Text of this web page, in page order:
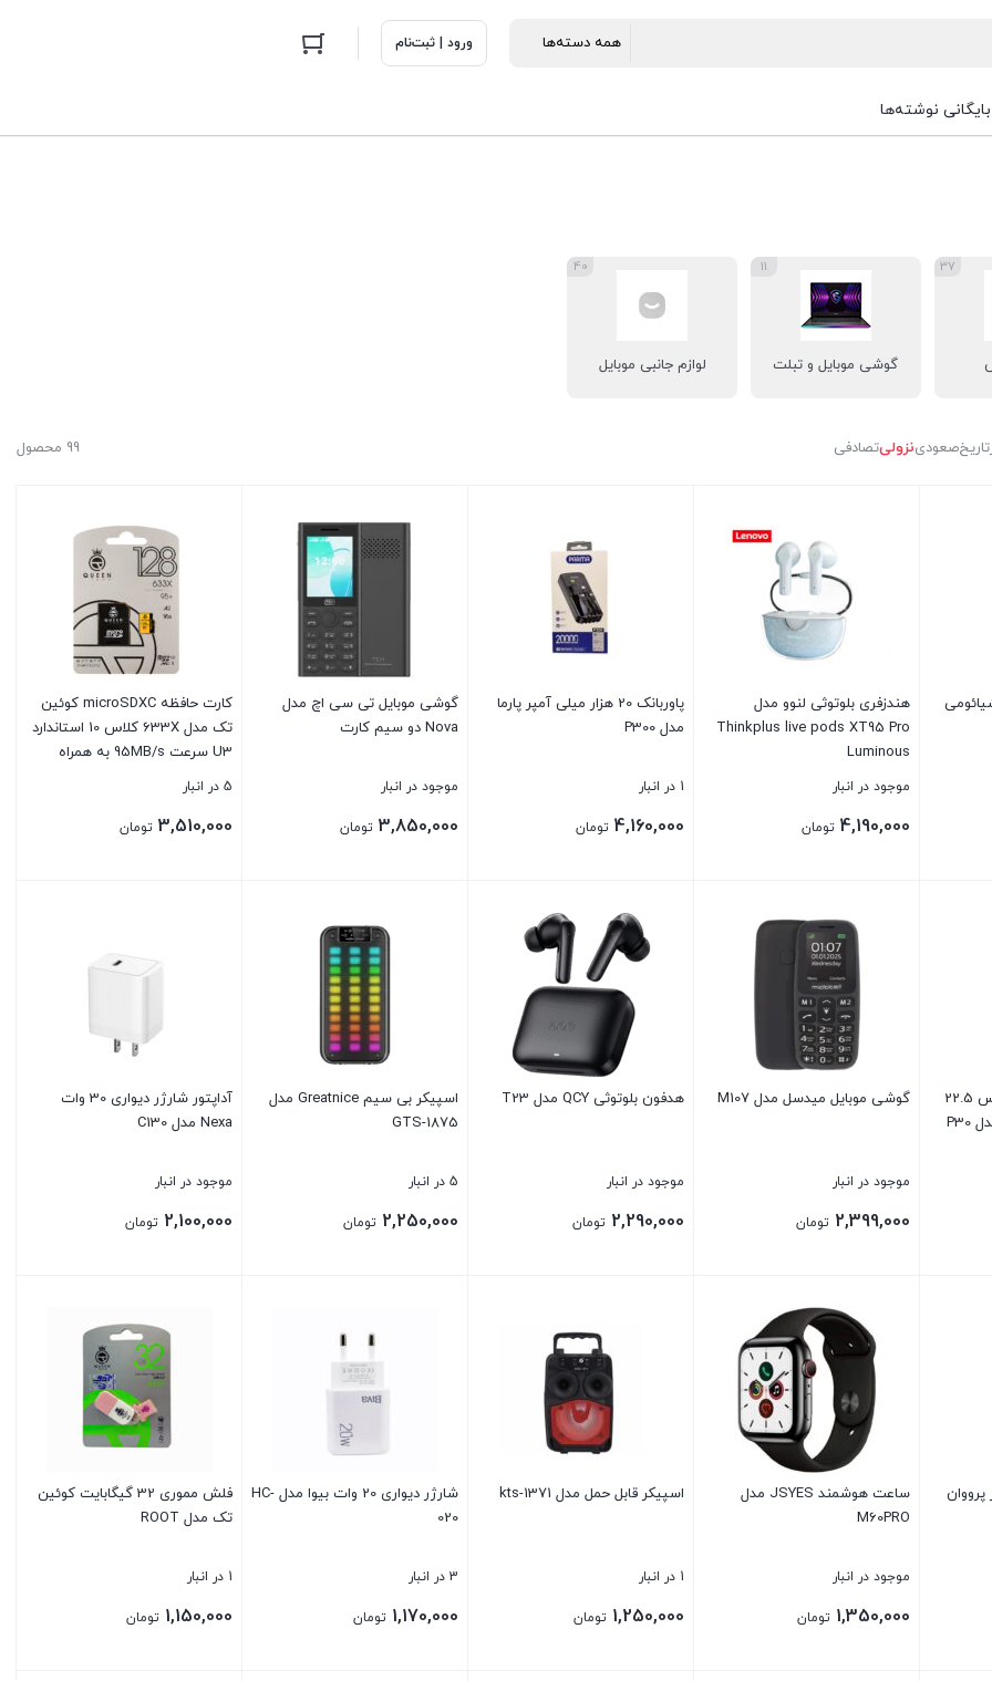
ورود | ثبت‌نام
بایگانی نوشته‌ها
37
گوشی موبایل و تبلت
11
لوازم جانبی موبایل
40
99 محصول تاریخصعودینزولیتصادفی
وایرلس 20000 شیائومی
هندزفری بلوتوثی لنوو مدل
Thinkplus live pods XT95 Pro
Luminous
موجود در انبار
4,190,000 تومان
پاوربانک 20 هزار میلی آمپر پارما
مدل P300
1 در انبار
4,160,000 تومان
گوشی موبایل تی سی اچ مدل
Nova دو سیم کارت
موجود در انبار
3,850,000 تومان
کارت حافظه microSDXC کوئین
تک مدل 633X کلاس 10 استاندارد
U3 سرعت 95MB/s به همراه
آداپتور ظرفیت 128 گیگابایت5 در انبار
3,510,000 تومان
پاوربانک 10000mAh وایرلس 22.5
گوشی موبایل میدسل مدل M107
موجود در انبار
2,399,000 تومان
هدفون بلوتوثی QCY مدل T23
موجود در انبار
2,290,000 تومان
اسپیکر بی سیم Greatnice مدل
GTS-1875
5 در انبار
2,250,000 تومان
آداپتور شارژر دیواری 30 وات
Nexa مدل C130
موجود در انبار
2,100,000 تومان
آمپر پرووان
ساعت هوشمند JSYES مدل
M60PRO
موجود در انبار
1,350,000 تومان
اسپیکر قابل حمل مدل kts-1371
1 در انبار
1,250,000 تومان
شارژر دیواری 20 وات بیوا مدل HC-
020
3 در انبار
1,170,000 تومان
فلش مموری 32 گیگابایت کوئین
تک مدل ROOT
1 در انبار
1,150,000 تومان